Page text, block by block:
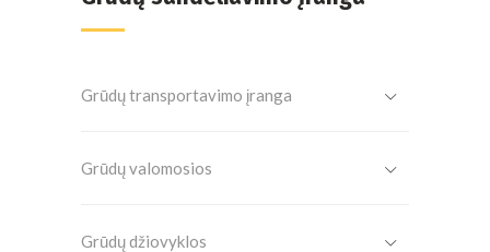
Grūdų transportavimo įranga
Grūdų valomosios
Grūdų džiovyklos